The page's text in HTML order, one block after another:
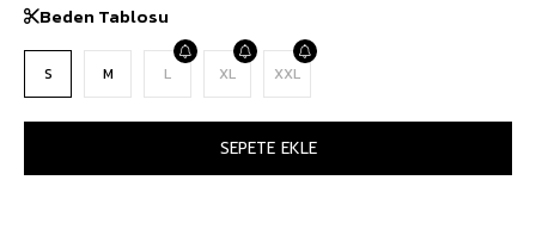
Beden Tablosu
S M L XL XXL